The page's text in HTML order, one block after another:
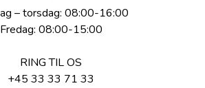
– torsdag: 08:00-16:00
Fredag: 08:00-15:00
RING TIL OS
+45 33 33 71 33